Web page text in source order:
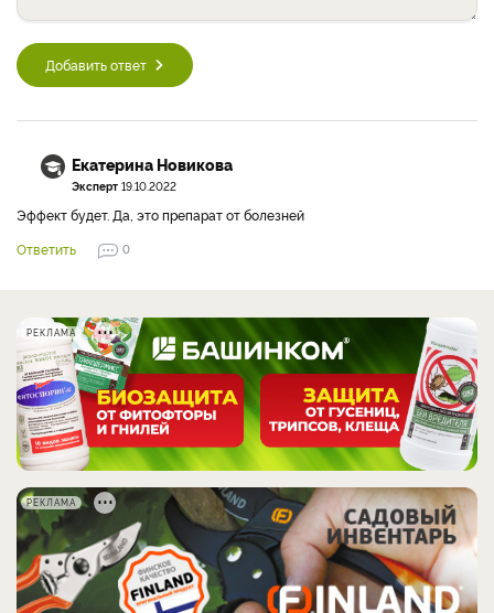
Добавить ответ
Екатерина Новикова
Эксперт 19.10.2022
Эффект будет. Да, это препарат от болезней
Ответить
0
РЕКЛАМА
РЕКЛАМА